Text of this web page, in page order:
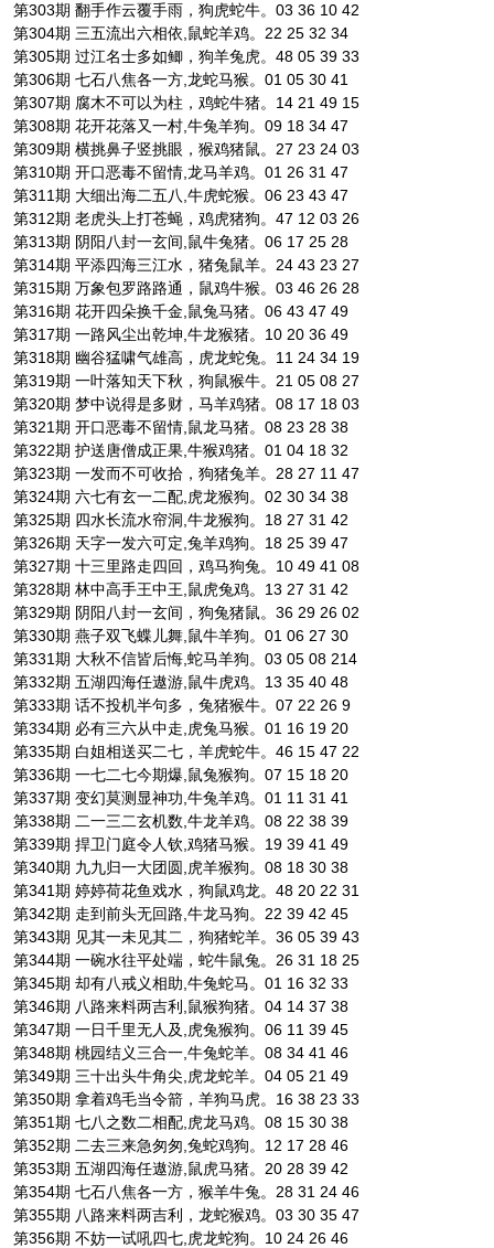
第303期 翻手作云覆手雨，狗虎蛇牛。03 36 10 42
第304期 三五流出六相依,鼠蛇羊鸡。22 25 32 34
第305期 过江名士多如鲫，狗羊兔虎。48 05 39 33
第306期 七石八焦各一方,龙蛇马猴。01 05 30 41
第307期 腐木不可以为柱，鸡蛇牛猪。14 21 49 15
第308期 花开花落又一村,牛兔羊狗。09 18 34 47
第309期 横挑鼻子竖挑眼，猴鸡猪鼠。27 23 24 03
第310期 开口恶毒不留情,龙马羊鸡。01 26 31 47
第311期 大细出海二五八,牛虎蛇猴。06 23 43 47
第312期 老虎头上打苍蝇，鸡虎猪狗。47 12 03 26
第313期 阴阳八封一玄间,鼠牛兔猪。06 17 25 28
第314期 平添四海三江水，猪兔鼠羊。24 43 23 27
第315期 万象包罗路路通，鼠鸡牛猴。03 46 26 28
第316期 花开四朵换千金,鼠兔马猪。06 43 47 49
第317期 一路风尘出乾坤,牛龙猴猪。10 20 36 49
第318期 幽谷猛啸气雄高，虎龙蛇兔。11 24 34 19
第319期 一叶落知天下秋，狗鼠猴牛。21 05 08 27
第320期 梦中说得是多财，马羊鸡猪。08 17 18 03
第321期 开口恶毒不留情,鼠龙马猪。08 23 28 38
第322期 护送唐僧成正果,牛猴鸡猪。01 04 18 32
第323期 一发而不可收拾，狗猪兔羊。28 27 11 47
第324期 六七有玄一二配,虎龙猴狗。02 30 34 38
第325期 四水长流水帘洞,牛龙猴狗。18 27 31 42
第326期 天字一发六可定,兔羊鸡狗。18 25 39 47
第327期 十三里路走四回，鸡马狗兔。10 49 41 08
第328期 林中高手王中王,鼠虎兔鸡。13 27 31 42
第329期 阴阳八封一玄间，狗兔猪鼠。36 29 26 02
第330期 燕子双飞蝶儿舞,鼠牛羊狗。01 06 27 30
第331期 大秋不信皆后悔,蛇马羊狗。03 05 08 214
第332期 五湖四海任遨游,鼠牛虎鸡。13 35 40 48
第333期 话不投机半句多，兔猪猴牛。07 22 26 9
第334期 必有三六从中走,虎兔马猴。01 16 19 20
第335期 白姐相送买二七，羊虎蛇牛。46 15 47 22
第336期 一七二七今期爆,鼠兔猴狗。07 15 18 20
第337期 变幻莫测显神功,牛兔羊鸡。01 11 31 41
第338期 二一三二玄机数,牛龙羊鸡。08 22 38 39
第339期 捍卫门庭令人钦,鸡猪马猴。19 39 41 49
第340期 九九归一大团圆,虎羊猴狗。08 18 30 38
第341期 婷婷荷花鱼戏水，狗鼠鸡龙。48 20 22 31
第342期 走到前头无回路,牛龙马狗。22 39 42 45
第343期 见其一未见其二，狗猪蛇羊。36 05 39 43
第344期 一碗水往平处端，蛇牛鼠兔。26 31 18 25
第345期 却有八戒义相助,牛兔蛇马。01 16 32 33
第346期 八路来料两吉利,鼠猴狗猪。04 14 37 38
第347期 一日千里无人及,虎兔猴狗。06 11 39 45
第348期 桃园结义三合一,牛兔蛇羊。08 34 41 46
第349期 三十出头牛角尖,虎龙蛇羊。04 05 21 49
第350期 拿着鸡毛当令箭，羊狗马虎。16 38 23 33
第351期 七八之数二相配,虎龙马鸡。08 15 30 38
第352期 二去三来急匆匆,兔蛇鸡狗。12 17 28 46
第353期 五湖四海任遨游,鼠虎马猪。20 28 39 42
第354期 七石八焦各一方，猴羊牛兔。28 31 24 46
第355期 八路来料两吉利，龙蛇猴鸡。03 30 35 47
第356期 不妨一试吼四七,虎龙蛇狗。10 24 26 46